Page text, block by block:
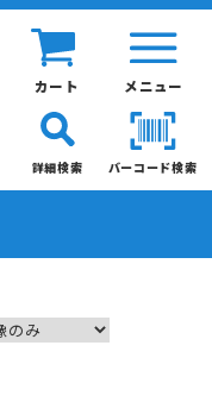
メニュー
カート
バーコード検索
詳細検索